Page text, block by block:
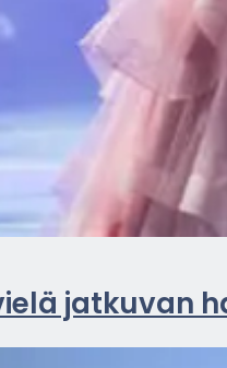
jat­ku­van